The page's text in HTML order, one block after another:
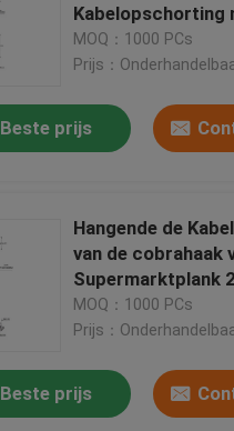
Kabelopschorting
15*14mm
MOQ：1000 PCs
Prijs：
Beste prijs
Hangende de
van de cobrahaak
Supermarktplank
YW86487
MOQ：1000 PCs
Prijs：
Beste prijs